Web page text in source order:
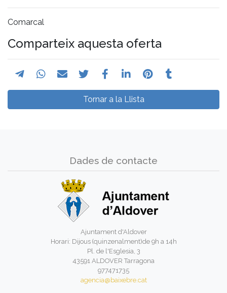
Comarcal
Comparteix aquesta oferta
Tornar a la Llista
Dades de contacte
Ajuntament d'Aldover
Horari: Dijous (quinzenalment)de 9h a 14h
Pl. de l'Esglesia, 3
43591 ALDOVER Tarragona
977471735
agencia@baixebre.cat